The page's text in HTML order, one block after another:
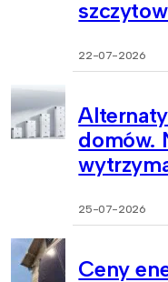
22-07-2026
domów.
25-07-2026
Ceny